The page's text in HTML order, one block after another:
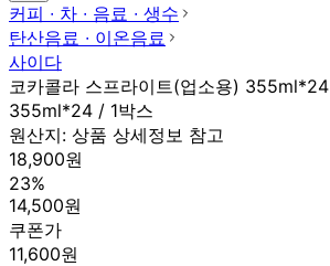
커피 ∙ 차 ∙ 음료 ∙ 생수
탄산음료 ∙ 이온음료
사이다
코카콜라 스프라이트(업소용) 355ml*24
355ml*24 / 1박스
원산지: 상품 상세정보 참고
18,900원
23%
14,500원
쿠폰가
11,600원